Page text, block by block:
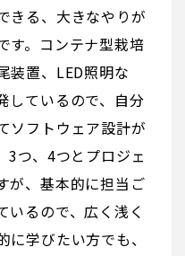
きる、大きなやりが
す。コンテナ型栽培
装置、LED照明な
しているので、自分
ソフトウェア設計が
3つ、4つとプロジェ
が、基本的に担当ご
いるので、広く浅く
学びたい方でも、